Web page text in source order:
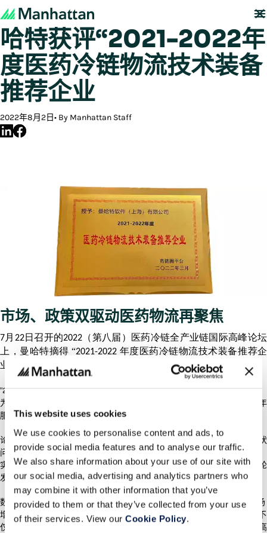
This website uses cookies
We use cookies to personalise content and ads, to
provide social media features and to analyse our traffic.
We also share information about your use of our site with
our social media, advertising and analytics partners who
may combine it with other information that you’ve
provided to them or that they’ve collected from your use
of their services. View our Cookie Policy.
深耕医药冷链结硕果，曼
哈特获评“2021-2022年
度医药冷链物流技术装备
推荐企业
2022年8月2日 By Manhattan Staff
市场、政策双驱动医药物流再聚焦
7月 22日召开的2022 （第八届）医药冷链全产业链国际高峰论坛
上，曼哈特摘得 “2021-2022 年度医药冷链物流技术装备推荐企
业”
荣誉，其领先的供应链管理实力再获认可。
"2021-2022年度医药冷链系列奖项颁奖活动”与论坛同期举办，旨在表彰
为医药冷链发展做出杰出贡献的企业，曼哈特凭借在医疗物流领域的多年
服务经验和行业领先的技术实力摘得殊荣。
论坛上，相关部门领导与业界知名专家共聚一堂，就医药冷链发展的现状
问题、冷链物流智能化、医药供应链的现代化发展等热点问题深入交流。
实际上，在政策利好与行业发展双重驱动下，医药冷链物流正迎来新一轮
发展热潮。
数据显示，我国 2021 年医药冷链市场规模超过5500亿元，近几年的市场
增速一直保持在 20%左右。随着“生物医药”被定义为战略性新兴产业，不
仅医药冷链物流市场空间将会大幅提升，更对医药冷链的发展提出了更高